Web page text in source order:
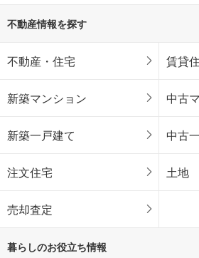
不動産情報を探す
不動産・住宅 賃貸
新築マンション 中古
新築一戸建て 中古
注文住宅 土地
売却査定
暮らしのお役立ち情報